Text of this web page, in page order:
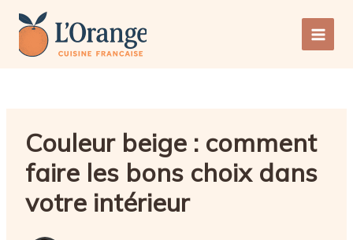
contenu
Main
Couleur beige : comment
faire les bons choix dans
votre intérieur